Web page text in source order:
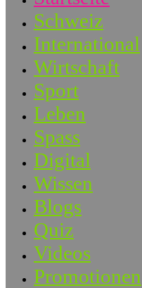
Schweiz
International
Wirtschaft
Sport
Leben
Spass
Digital
Wissen
Blogs
Quiz
Videos
Promotionen